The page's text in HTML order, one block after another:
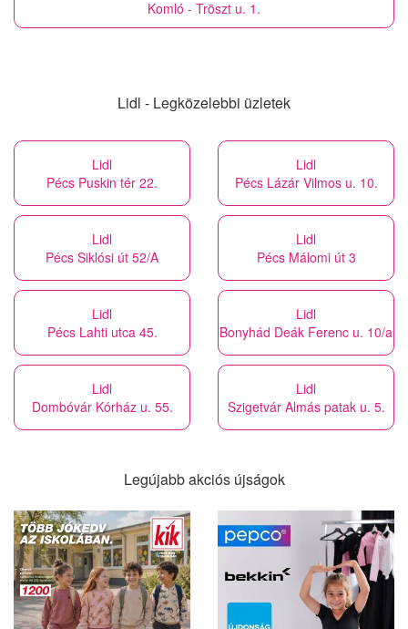
Komló - Tröszt u. 1.
Lidl - Legközelebbi üzletek
Lidl
Pécs Puskin tér 22.
Lidl
Pécs Lázár Vilmos u. 10.
Lidl
Pécs Siklósi út 52/A
Lidl
Pécs Málomi út 3
Lidl
Pécs Lahti utca 45.
Lidl
Bonyhád Deák Ferenc u. 10/a
Lidl
Dombóvár Kórház u. 55.
Lidl
Szigetvár Almás patak u. 5.
Legújabb akciós újságok